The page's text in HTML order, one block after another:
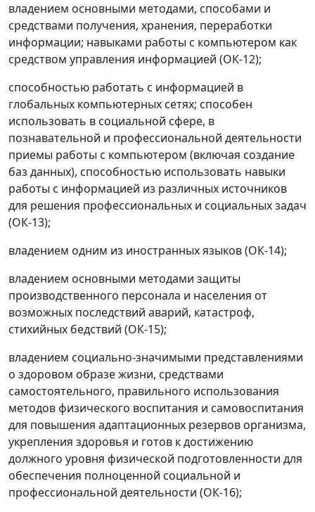
владением основными методами, способами и
средствами получения, хранения, переработки
информации; навыками работы с компьютером как
средством управления информацией (ОК-12);
способностью работать с информацией в
глобальных компьютерных сетях; способен
использовать в социальной сфере, в
познавательной и профессиональной деятельности
приемы работы с компьютером (включая создание
баз данных), способностью использовать навыки
работы с информацией из различных источников
для решения профессиональных и социальных задач
(ОК-13);
владением одним из иностранных языков (ОК-14);
владением основными методами защиты
производственного персонала и населения от
возможных последствий аварий, катастроф,
стихийных бедствий (ОК-15);
владением социально-значимыми представлениями
о здоровом образе жизни, средствами
самостоятельного, правильного использования
методов физического воспитания и самовоспитания
для повышения адаптационных резервов организма,
укрепления здоровья и готов к достижению
должного уровня физической подготовленности для
обеспечения полноценной социальной и
профессиональной деятельности (ОК-16);